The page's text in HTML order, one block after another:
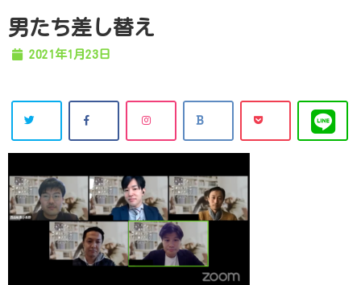
男たち差し替え
2021年1月23日